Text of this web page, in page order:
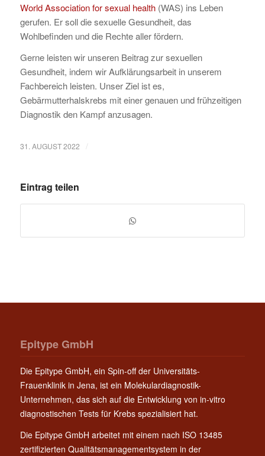
World Association for sexual health(WAS) ins Leben
gerufen. Er soll die sexuelle Gesundheit, das
Wohlbefinden und die Rechte aller fördern.
Gerne leisten wir unseren Beitrag zur sexuellen
Gesundheit, indem wir Aufklärungsarbeit in unserem
Fachbereich leisten. Unser Ziel ist es,
Gebärmutterhalskrebs mit einer genauen und frühzeitigen
Diagnostik den Kampf anzusagen.
31. AUGUST 2022 /
Eintrag teilen
Epitype GmbH
Die Epitype GmbH, ein Spin-off der Universitäts-
Frauenklinik in Jena, ist ein Molekulardiagnostik-
Unternehmen, das sich auf die Entwicklung von in-vitro
diagnostischen Tests für Krebs spezialisiert hat.
Die Epitype GmbH arbeitet mit einem nach ISO 13485
zertifizierten Qualitätsmanagementsystem in der